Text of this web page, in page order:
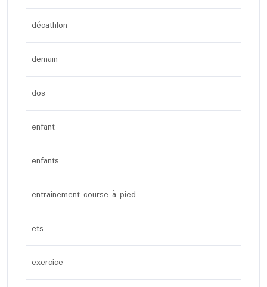
décathlon
demain
dos
enfant
enfants
entrainement course à pied
ets
exercice